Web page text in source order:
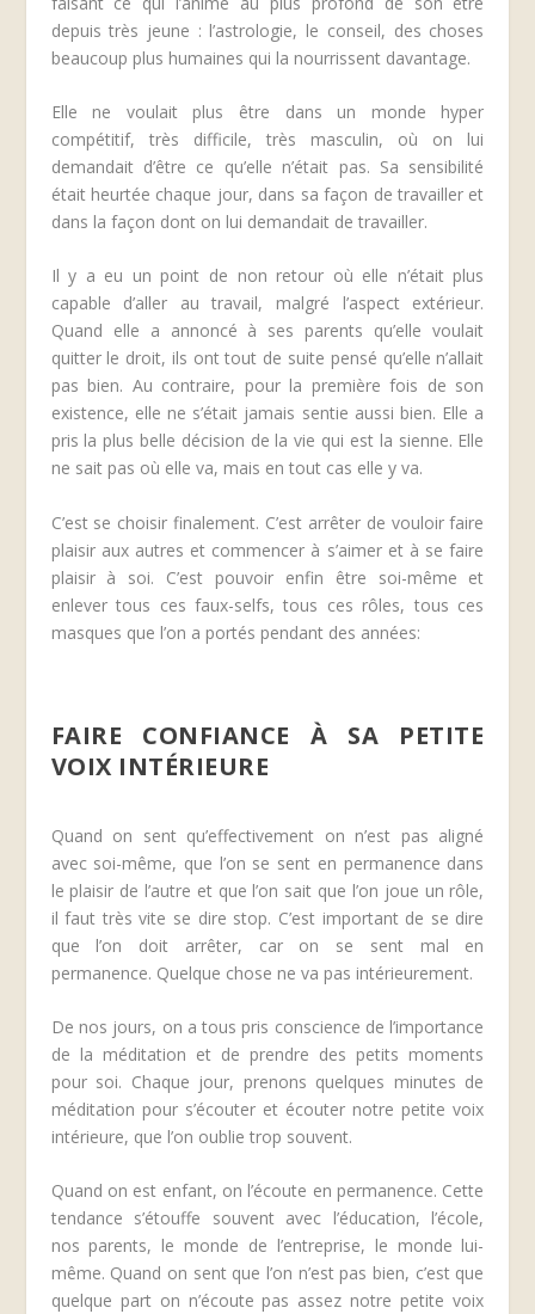
depuis très jeune : l’astrologie, le conseil, des choses
beaucoup plus humaines qui la nourrissent davantage.
Elle ne voulait plus être dans un monde hyper
compétitif, très difficile, très masculin, où on lui
demandait d’être ce qu’elle n’était pas. Sa sensibilité
était heurtée chaque jour, dans sa façon de travailler et
dans la façon dont on lui demandait de travailler.
Il y a eu un point de non retour où elle n’était plus
capable d’aller au travail, malgré l’aspect extérieur.
Quand elle a annoncé à ses parents qu’elle voulait
quitter le droit, ils ont tout de suite pensé qu’elle n’allait
pas bien. Au contraire, pour la première fois de son
existence, elle ne s’était jamais sentie aussi bien. Elle a
pris la plus belle décision de la vie qui est la sienne. Elle
ne sait pas où elle va, mais en tout cas elle y va.
C’est se choisir finalement. C’est arrêter de vouloir faire
plaisir aux autres et commencer à s’aimer et à se faire
plaisir à soi. C’est pouvoir enfin être soi-même et
enlever tous ces faux-selfs, tous ces rôles, tous ces
masques que l’on a portés pendant des années:
FAIRE CONFIANCE À SA PETITE
VOIX INTÉRIEURE
Quand on sent qu’effectivement on n’est pas aligné
avec soi-même, que l’on se sent en permanence dans
le plaisir de l’autre et que l’on sait que l’on joue un rôle,
il faut très vite se dire stop. C’est important de se dire
que l’on doit arrêter, car on se sent mal en
permanence. Quelque chose ne va pas intérieurement.
De nos jours, on a tous pris conscience de l’importance
de la méditation et de prendre des petits moments
pour soi. Chaque jour, prenons quelques minutes de
méditation pour s’écouter et écouter notre petite voix
intérieure, que l’on oublie trop souvent.
Quand on est enfant, on l’écoute en permanence. Cette
tendance s’étouffe souvent avec l’éducation, l’école,
nos parents, le monde de l’entreprise, le monde lui-
même. Quand on sent que l’on n’est pas bien, c’est que
quelque part on n’écoute pas assez notre petite voix